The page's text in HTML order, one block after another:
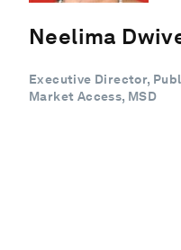
Neelima
Executive Director,
Market Access, MSD